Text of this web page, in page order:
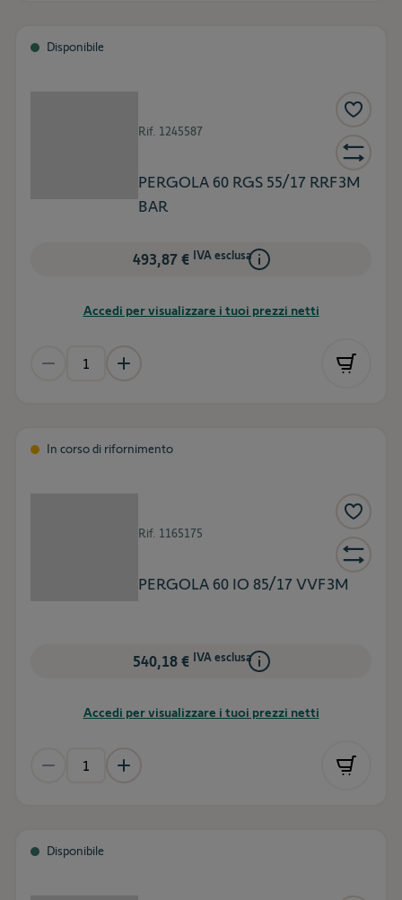
Disponibile
Rif. 1245587
PERGOLA 60 RGS 55/17 RRF3M
BAR
493,87 € IVA esclusa
Accedi per visualizzare i tuoi prezzi netti
In corso di rifornimento
Rif. 1165175
PERGOLA 60 IO 85/17 VVF3M
540,18 € IVA esclusa
Accedi per visualizzare i tuoi prezzi netti
Disponibile